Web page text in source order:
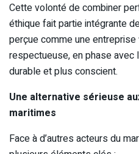
Cette volonté de combiner
éthique fait partie intégrante
perçue comme une
respectueuse, en phase avec
durable et plus conscient.
Une alternative sérieuse
maritimes
Face à d’autres acteurs du